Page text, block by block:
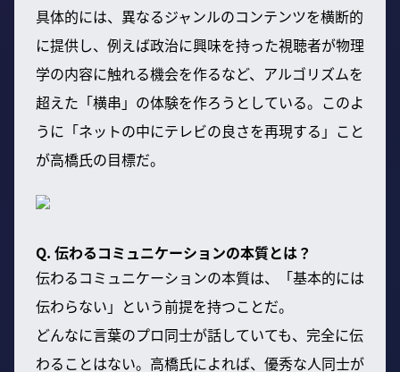
具体的には、異なるジャンルのコンテンツを横断的
に提供し、例えば政治に興味を持った視聴者が物理
学の内容に触れる機会を作るなど、アルゴリズムを
超えた「横串」の体験を作ろうとしている。このよ
うに「ネットの中にテレビの良さを再現する」こと
が高橋氏の目標だ。
Q. 伝わるコミュニケーションの本質とは？
伝わるコミュニケーションの本質は、「基本的には
伝わらない」という前提を持つことだ。
どんなに言葉のプロ同士が話していても、完全に伝
わることはない。高橋氏によれば、優秀な人同士が